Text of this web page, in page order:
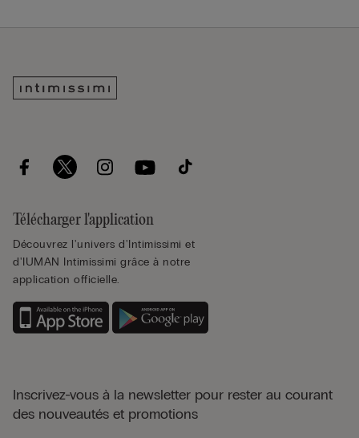
Télécharger l'application
Découvrez l'univers d'Intimissimi et
d'IUMAN Intimissimi grâce à notre
application officielle.
Inscrivez-vous à la newsletter pour rester au courant
des nouveautés et promotions